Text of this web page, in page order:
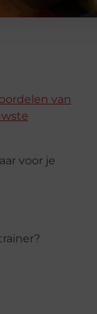
van
voor je